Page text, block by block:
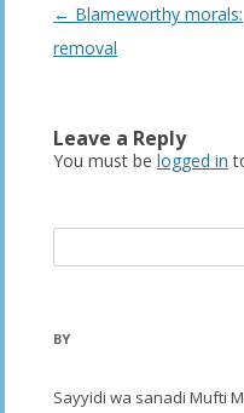
Post
navigation
← Blameworthy morals:
removal
Leave a Reply
You must be logged in
for:
BY
Sayyidi wa sanadi Mufti